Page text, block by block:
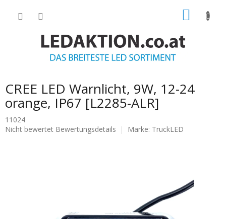
CREE LED Warnlicht, 9W, 12-24
orange, IP67 [L2285-ALR]
11024
Die
Nicht bewertet Bewertungsdetails Marke: TruckLED